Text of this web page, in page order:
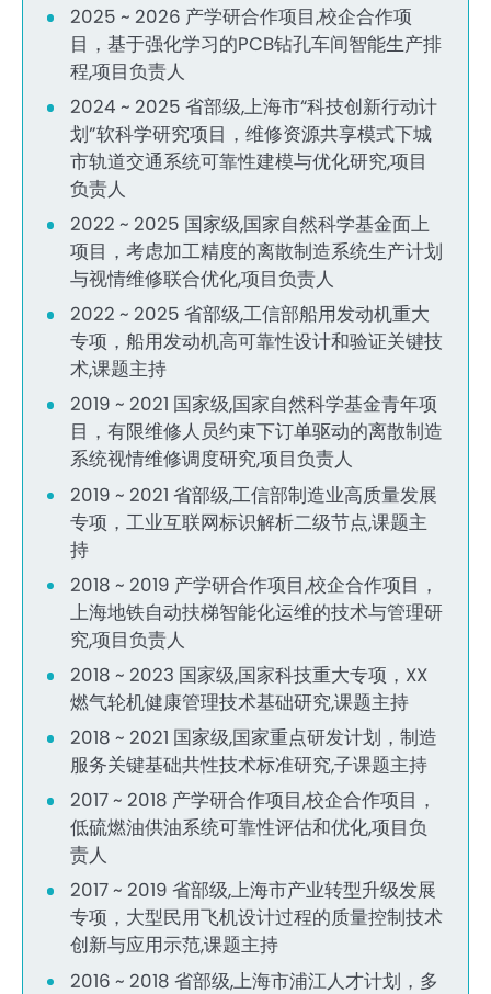
2025 ~ 2026 产学研合作项目,校企合作项
目，基于强化学习的PCB钻孔车间智能生产排
程,项目负责人
2024 ~ 2025 省部级,上海市“科技创新行动计
划”软科学研究项目，维修资源共享模式下城
市轨道交通系统可靠性建模与优化研究,项目
负责人
2022 ~ 2025 国家级,国家自然科学基金面上
项目，考虑加工精度的离散制造系统生产计划
与视情维修联合优化,项目负责人
2022 ~ 2025 省部级,工信部船用发动机重大
专项，船用发动机高可靠性设计和验证关键技
术,课题主持
2019 ~ 2021 国家级,国家自然科学基金青年项
目，有限维修人员约束下订单驱动的离散制造
系统视情维修调度研究,项目负责人
2019 ~ 2021 省部级,工信部制造业高质量发展
专项，工业互联网标识解析二级节点,课题主
持
2018 ~ 2019 产学研合作项目,校企合作项目，
上海地铁自动扶梯智能化运维的技术与管理研
究,项目负责人
2018 ~ 2023 国家级,国家科技重大专项，XX
燃气轮机健康管理技术基础研究,课题主持
2018 ~ 2021 国家级,国家重点研发计划，制造
服务关键基础共性技术标准研究,子课题主持
2017 ~ 2018 产学研合作项目,校企合作项目，
低硫燃油供油系统可靠性评估和优化,项目负
责人
2017 ~ 2019 省部级,上海市产业转型升级发展
专项，大型民用飞机设计过程的质量控制技术
创新与应用示范,课题主持
2016 ~ 2018 省部级,上海市浦江人才计划，多